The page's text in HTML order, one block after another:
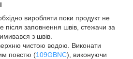
виробляти поки продукт не
після заповнення швів, стежачи за
з швів.
чистою водою. Виконати
повстю (109GBNC), виконуючи